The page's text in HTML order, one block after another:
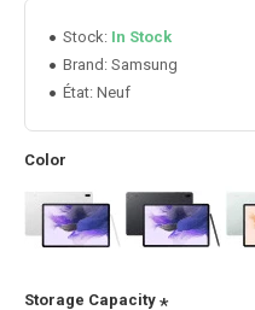
Stock: In Stock
Brand: Samsung
État: Neuf
Color
Storage Capacity